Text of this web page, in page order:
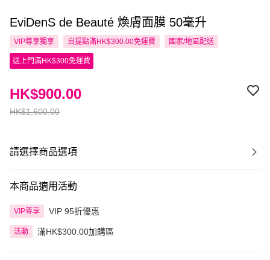
EviDenS de Beauté 煥膚面膜 50毫升
VIP尊享獨享 自提點滿HK$300.00免運費 國家/地區配送
送上門滿HK$300免運費
HK$1,600.00
HK$900.00
請選擇商品選項
本商品適用活動
VIP尊享 VIP 95折優惠
活動 滿HK$300.00加購區